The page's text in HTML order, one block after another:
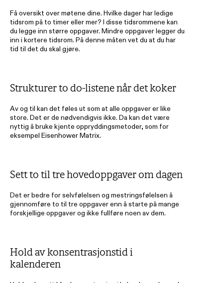
Få oversikt over møtene dine. Hvilke dager har ledige
tidsrom på to timer eller mer? I disse tidsrommene kan
du legge inn større oppgaver. Mindre oppgaver legger du
inn i kortere tidsrom. På denne måten vet du at du har
tid til det du skal gjøre.
Strukturer to do-listene når det koker
Av og til kan det føles ut som at alle oppgaver er like
store. Det er de nødvendigvis ikke. Da kan det være
nyttig å bruke kjente oppryddingsmetoder, som for
eksempel Eisenhower Matrix.
Sett to til tre hovedoppgaver om dagen
Det er bedre for selvfølelsen og mestringsfølelsen å
gjennomføre to til tre oppgaver enn å starte på mange
forskjellige oppgaver og ikke fullføre noen av dem.
Hold av konsentrasjonstid i
kalenderen